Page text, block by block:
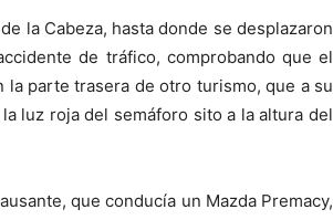
la Cabeza, hasta donde se desplazaron
de tráfico, comprobando que el
parte trasera de otro turismo, que a su
luz roja del semáforo sito a la altura del
que conducía un Mazda Premacy,